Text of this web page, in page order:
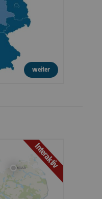
weiter
Interaktiv